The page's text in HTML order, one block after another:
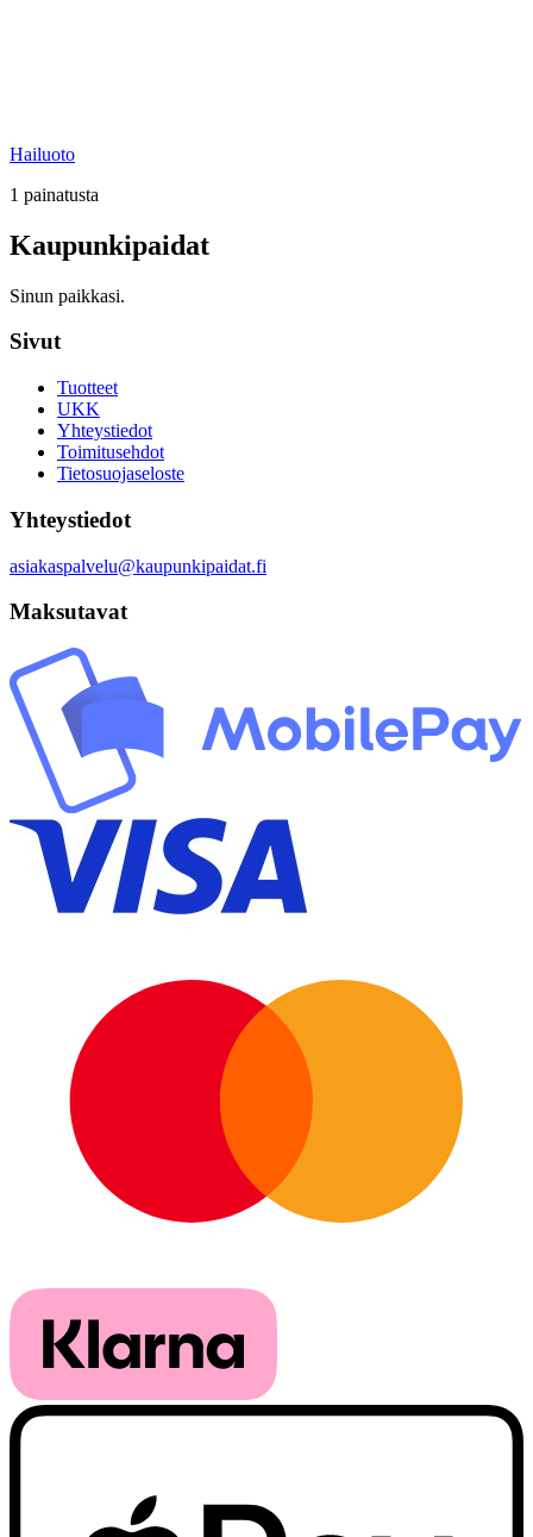
Hailuoto
1 painatusta
Kaupunkipaidat
Sinun paikkasi.
Sivut
Tuotteet
UKK
Yhteystiedot
Toimitusehdot
Tietosuojaseloste
Yhteystiedot
asiakaspalvelu@kaupunkipaidat.fi
Maksutavat